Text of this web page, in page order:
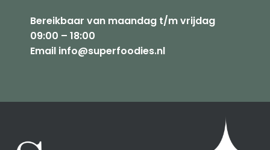
Bereikbaar van maandag t/m vrijdag
09:00 – 18:00
Email info@superfoodies.nl